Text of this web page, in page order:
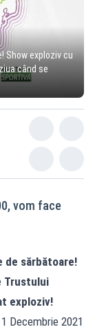
Show exploziv cu
când se
vom face
de sărbătoare!
Trustului
exploziv!
Decembrie 2021